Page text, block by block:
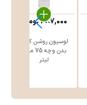
لوسیون روشن کننده
بدن وچه 75 میلی
لیتر
387,000تومان